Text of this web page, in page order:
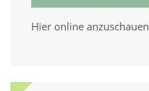
Hier online anzuschauen